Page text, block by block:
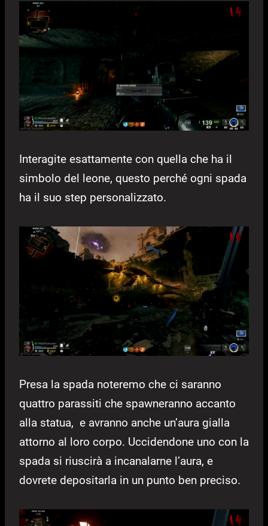
Interagite esattamente con quella che ha il
simbolo del leone, questo perché ogni spada
ha il suo step personalizzato.
Presa la spada noteremo che ci saranno
quattro parassiti che spawneranno accanto
alla statua, e avranno anche un’aura gialla
attorno al loro corpo. Uccidendone uno con la
spada si riuscirà a incanalarne l’aura, e
dovrete depositarla in un punto ben preciso.